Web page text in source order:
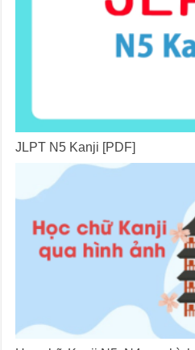
JLPT N5 Kanji [PDF]